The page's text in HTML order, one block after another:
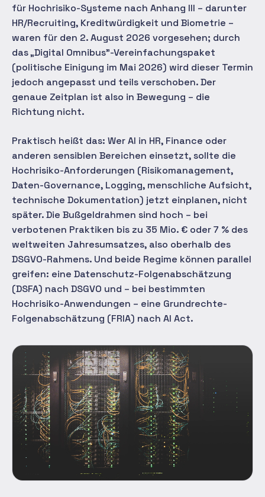
für Hochrisiko-Systeme nach Anhang III – darunter
HR/Recruiting, Kreditwürdigkeit und Biometrie –
waren für den 2. August 2026 vorgesehen; durch
das „Digital Omnibus"-Vereinfachungspaket
(politische Einigung im Mai 2026) wird dieser Termin
jedoch angepasst und teils verschoben. Der
genaue Zeitplan ist also in Bewegung – die
Richtung nicht.
Praktisch heißt das: Wer AI in HR, Finance oder
anderen sensiblen Bereichen einsetzt, sollte die
Hochrisiko-Anforderungen (Risikomanagement,
Daten-Governance, Logging, menschliche Aufsicht,
technische Dokumentation) jetzt einplanen, nicht
später. Die Bußgeldrahmen sind hoch – bei
verbotenen Praktiken bis zu 35 Mio. € oder 7 % des
weltweiten Jahresumsatzes, also oberhalb des
DSGVO-Rahmens. Und beide Regime können parallel
greifen: eine Datenschutz-Folgenabschätzung
(DSFA) nach DSGVO und – bei bestimmten
Hochrisiko-Anwendungen – eine Grundrechte-
Folgenabschätzung (FRIA) nach AI Act.